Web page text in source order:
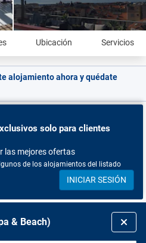
Ubicación Servicios
alojamiento ahora y quédate
solo para clientes
las mejores ofertas
de los alojamientos del listado
INICIAR SESIÓN
& Beach)